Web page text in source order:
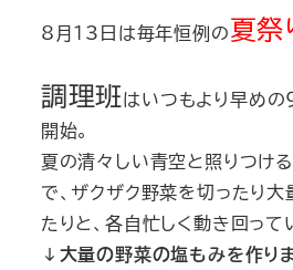
8月13日は毎年恒例の夏祭
調理班はいつもより早めの
開始。
夏の清々しい青空と照りつけ
で、ザクザク野菜を切ったり
たりと、各自忙しく動き回って
↓大量の野菜の塩もみを作り